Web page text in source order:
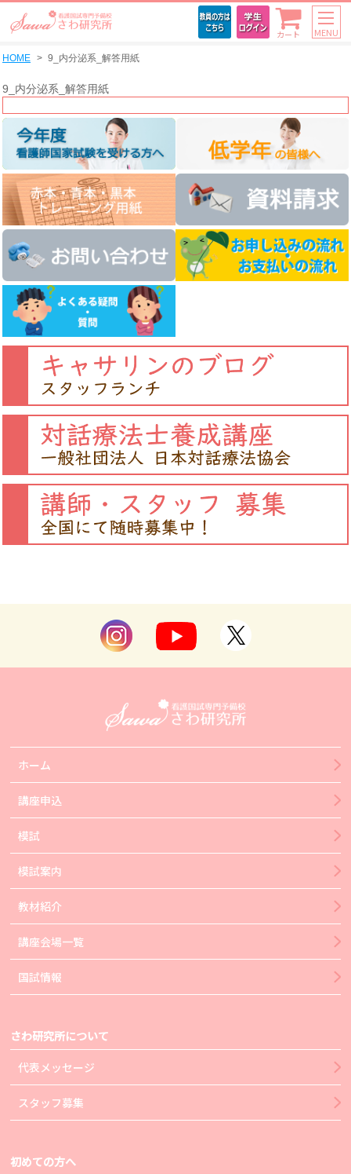
カート MENU
HOME 9_内分泌系_解答用紙
9_内分泌系_解答用紙
ホーム
講座申込
模試
模試案内
教材紹介
講座会場一覧
国試情報
さわ研究所について
代表メッセージ
スタッフ募集
初めての方へ